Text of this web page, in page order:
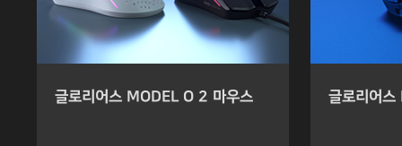
글로리어스 MODEL O 2 마우스